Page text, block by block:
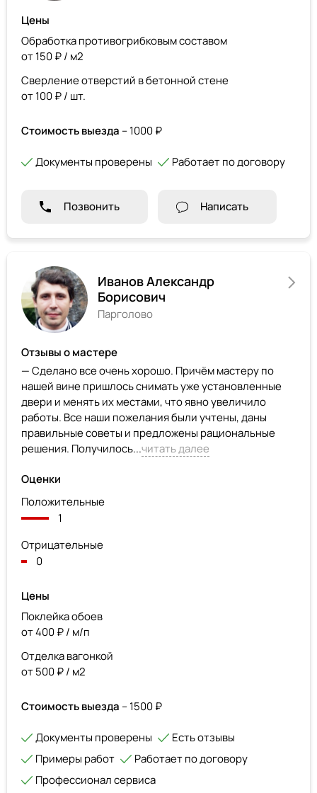
Цены
Обработка противогрибковым составом
от 150 ₽ / м2
Сверление отверстий в бетонной стене
от 100 ₽ / шт.
Стоимость выезда – 1000 ₽
Документы проверены Работает по договору
Позвонить Написать
Иванов Александр
Борисович
Парголово
Отзывы о мастере
— Сделано все очень хорошо. Причём мастеру по
нашей вине пришлось снимать уже установленные
двери и менять их местами, что явно увеличило
работы. Все наши пожелания были учтены, даны
правильные советы и предложены рациональные
решения. Получилось...читать далее
Оценки
Положительные
1
Отрицательные
0
Цены
Поклейка обоев
от 400 ₽ / м/п
Отделка вагонкой
от 500 ₽ / м2
Стоимость выезда – 1500 ₽
Документы проверены
Есть отзывы
Примеры работ
Работает по договору
Профессионал сервиса